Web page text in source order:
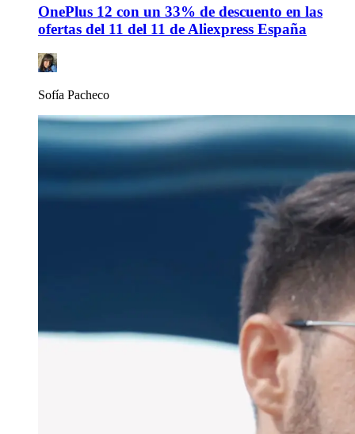
OnePlus 12 con un 33% de descuento en las
ofertas del 11 del 11 de Aliexpress España
Sofía Pacheco